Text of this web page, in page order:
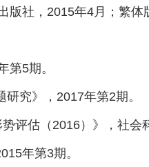
社，2015年4月；繁体
第5期。
究》，2017年第2期。
评估（2016）》，社会
年第3期。